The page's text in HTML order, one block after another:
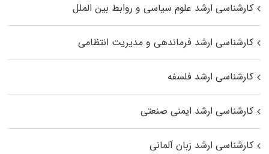
کارشناسی ارشد علوم سیاسی و روابط بین الملل
کارشناسی ارشد فرماندهی و مدیریت انتظامی
کارشناسی ارشد فلسفه
کارشناسی ارشد ایمنی صنعتی
کارشناسی ارشد زبان آلمانی